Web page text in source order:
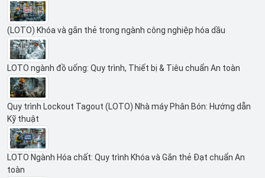
(LOTO) Khóa và gắn thẻ trong ngành công nghiệp hóa dầu
LOTO ngành đồ uống: Quy trình, Thiết bị & Tiêu chuẩn An toàn
Quy trình Lockout Tagout (LOTO) Nhà máy Phân Bón: Hướng dẫn
Kỹ thuật
LOTO Ngành Hóa chất: Quy trình Khóa và Gắn thẻ Đạt chuẩn An
toàn